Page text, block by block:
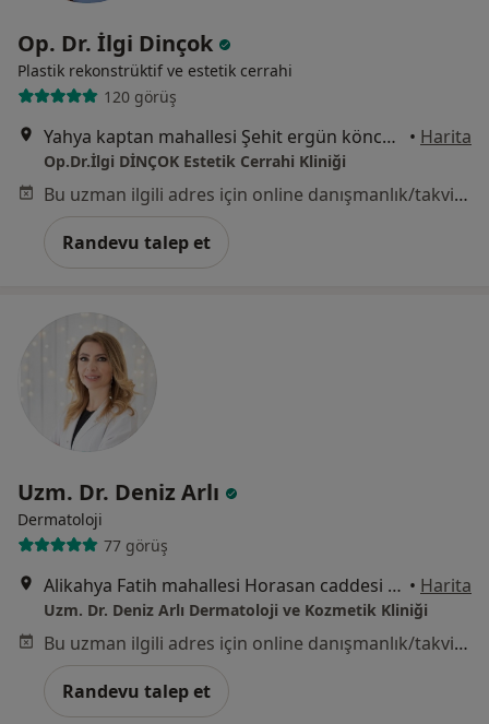
Op. Dr. İlgi Dinçok
Plastik rekonstrüktif ve estetik cerrahi
120 görüş
Yahya kaptan mahallesi Şehit ergün köncü sok no :23 kat :2 d. 2, İzmit • Harita
Op.Dr.İlgi DİNÇOK Estetik Cerrahi Kliniği
Bu uzman ilgili adres için online danışmanlık/takvim sunmuyor.
Randevu talep et
Uzm. Dr. Deniz Arlı
Dermatoloji
77 görüş
Alikahya Fatih mahallesi Horasan caddesi no 35-A blok daire no 17-18, Kocaeli • Harita
Uzm. Dr. Deniz Arlı Dermatoloji ve Kozmetik Kliniği
Bu uzman ilgili adres için online danışmanlık/takvim sunmuyor.
Randevu talep et